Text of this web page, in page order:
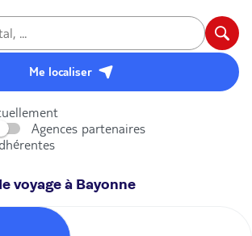
Me localiser
Agences partenaires
voyage à Bayonne